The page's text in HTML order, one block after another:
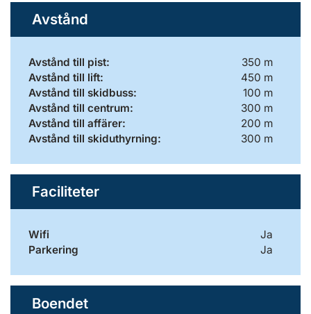
Avstånd
Avstånd till pist:
350 m
Avstånd till lift:
450 m
Avstånd till skidbuss:
100 m
Avstånd till centrum:
300 m
Avstånd till affärer:
200 m
Avstånd till skiduthyrning:
300 m
Faciliteter
Wifi
Ja
Parkering
Ja
Boendet